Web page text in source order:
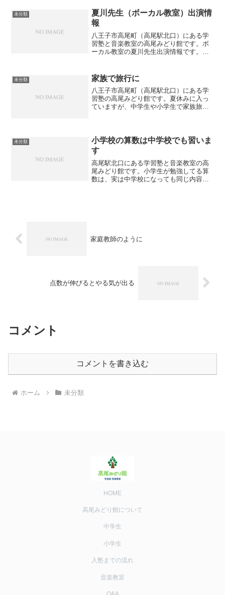
ぞれの立場でで...
未分類
夏川先生（ボーカル教室）出演情
報
八王子市高尾町（高尾駅北口）にある学
習塾と音楽教室の高尾みどり館です。ボ
ーカル教室の夏川先生出演情報です。夏
未分類 家族で旅行に
八王子市高尾町（高尾駅北口）にある学
習塾の高尾みどり館です。夏休みに入っ
ていますが、中学生や小学生で家族旅行
るというご家庭も多いよ...
未分類
小学校の算数は中学校でも習いま
す
高尾駅北口にある学習塾と音楽教室の高
尾みどり館です。小学生が勉強してる算
数は、実は中学校になっても同じ内容を
家庭教師のように
点数が伸びるとやる気が出る
コメント
コメントを書き込む
ホーム 未分類
HOME
高尾みどり館について
中学生
小学生
入塾までの流れ
音楽教室